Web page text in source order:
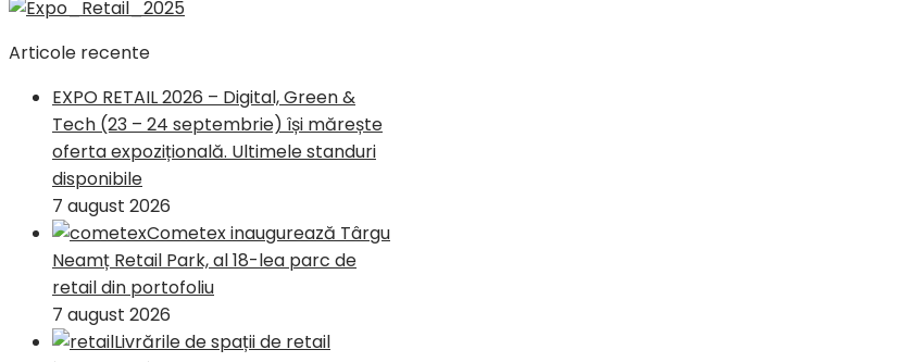
Articole recente
EXPO RETAIL 2026 – Digital, Green &
Tech (23 – 24 septembrie) își mărește
oferta expozițională. Ultimele standuri
disponibile
7 august 2026
Cometex inaugurează Târgu
Neamț Retail Park, al 18-lea parc de
retail din portofoliu
7 august 2026
Livrările de spații de retail